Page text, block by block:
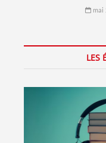
mai
LES